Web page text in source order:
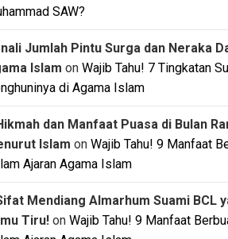
SAW?
Jumlah Pintu Surga dan Neraka
Islam on Wajib Tahu! 7 Tingkatan
di Agama Islam
dan Manfaat Puasa di Bulan
Islam on Wajib Tahu! 9 Manfaat
Ajaran Agama Islam
Mendiang Almarhum Suami BCL
Tiru! on Wajib Tahu! 9 Manfaat